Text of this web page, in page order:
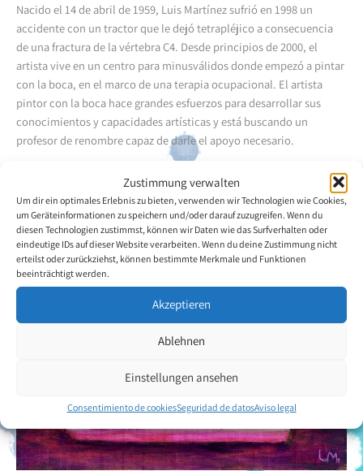
Zustimmung verwalten
Um dir ein optimales Erlebnis zu bieten, verwenden wir Technologien wie Cookies,
um Geräteinformationen zu speichern und/oder darauf zuzugreifen. Wenn du
diesen Technologien zustimmst, können wir Daten wie das Surfverhalten oder
eindeutige IDs auf dieser Website verarbeiten. Wenn du deine Zustimmung nicht
erteilst oder zurückziehst, können bestimmte Merkmale und Funktionen
beeinträchtigt werden.
Akzeptieren
Ablehnen
Einstellungen ansehen
Consentimiento de cookiesSeguridad de datosAviso legal
Nacido el 14 de abril de 1959, Luis Martínez sufrió en 1998 un
accidente con un tractor que le dejó tetrapléjico a consecuencia
de una fractura de la vértebra C4. Desde principios de 2000, el
artista vive en un centro para minusválidos donde empezó a pintar
con la boca, en el marco de una terapia ocupacional. El artista
pintor con la boca hace grandes esfuerzos para desarrollar sus
conocimientos y capacidades artísticas y está buscando un
profesor de renombre capaz de darle el apoyo necesario.
Volver a la descripción general del artista